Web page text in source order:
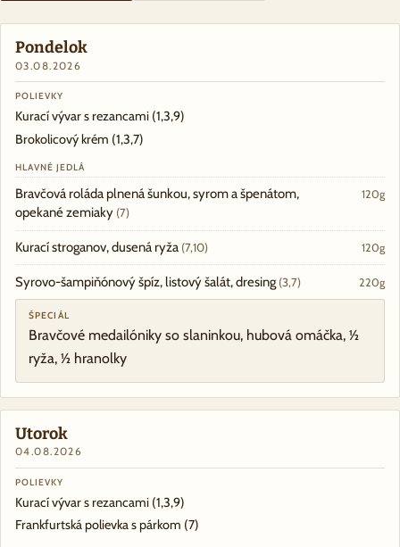
Pondelok
03.08.2026
POLIEVKY
Kurací vývar s rezancami (1,3,9)
Brokolicový krém (1,3,7)
HLAVNÉ JEDLÁ
Bravčová roláda plnená šunkou, syrom a špenátom,
opekané zemiaky (7)
120g
Kurací stroganov, dusená ryža (7,10) 120g
Syrovo-šampiňónový špíz, listový šalát, dresing (3,7) 220g
ŠPECIÁL
Bravčové medailóniky so slaninkou, hubová omáčka, ½
ryža, ½ hranolky
Utorok
04.08.2026
POLIEVKY
Kurací vývar s rezancami (1,3,9)
Frankfurtská polievka s párkom (7)